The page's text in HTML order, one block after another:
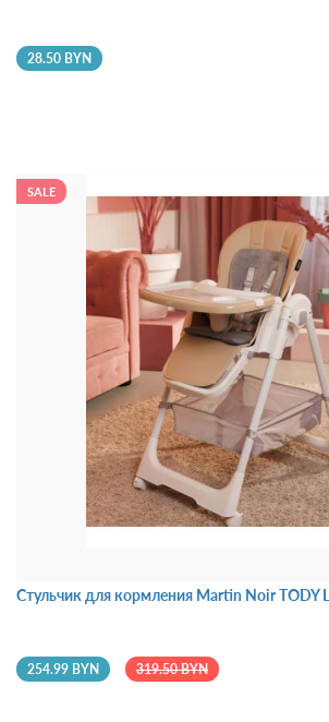
28.50 BYN
SALE
Стульчик для кормления Martin Noir TODY
254.99 BYN 319.50 BYN